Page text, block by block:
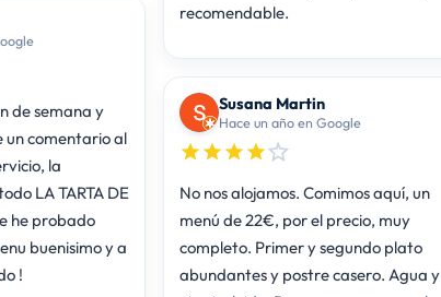
de semana y
un comentario al
la
LA TARTA DE
he probado
buenisimo y a
!
recomendable.
Susana Martin
Hace un año en Google
No nos alojamos. Comimos aquí, un
menú de 22€, por el precio, muy
completo. Primer y segundo plato
abundantes y postre casero. Agua y